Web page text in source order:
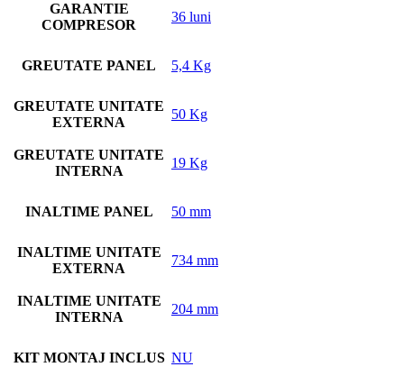
GARANTIE
COMPRESOR
36 luni
GREUTATE PANEL 5,4 Kg
GREUTATE UNITATE
EXTERNA
50 Kg
GREUTATE UNITATE
INTERNA
19 Kg
INALTIME PANEL 50 mm
INALTIME UNITATE
EXTERNA
734 mm
INALTIME UNITATE
INTERNA
204 mm
KIT MONTAJ INCLUS NU